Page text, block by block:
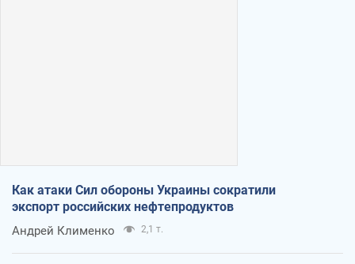
Как атаки Сил обороны Украины сократили
экспорт российских нефтепродуктов
Андрей Клименко 2,1 т.